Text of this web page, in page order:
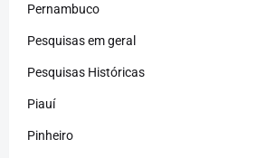
Pernambuco
Pesquisas em geral
Pesquisas Históricas
Piauí
Pinheiro